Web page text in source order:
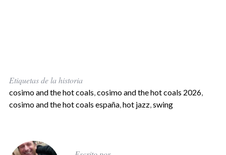
Etiquetas de la historia
cosimo and the hot coals cosimo and the hot coals 2026,
cosimo and the hot coals españa, hot jazz, swing